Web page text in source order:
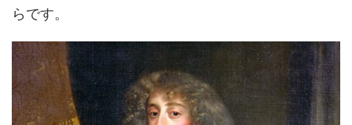
らです。